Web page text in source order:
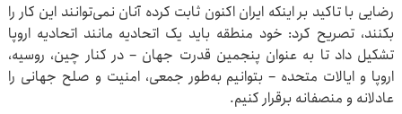
رضایی با تاکید بر اینکه ایران اکنون ثابت کرده‌ آنان نمی‌توانند این کار را
بکنند، تصریح کرد: خود منطقه باید یک اتحادیه مانند اتحادیه اروپا
تشکیل داد تا به عنوان پنجمین قدرت جهان – در کنار چین، روسیه،
اروپا و ایالات متحده – بتوانیم به‌طور جمعی، امنیت و صلح جهانی را
عادلانه و منصفانه برقرار کنیم.